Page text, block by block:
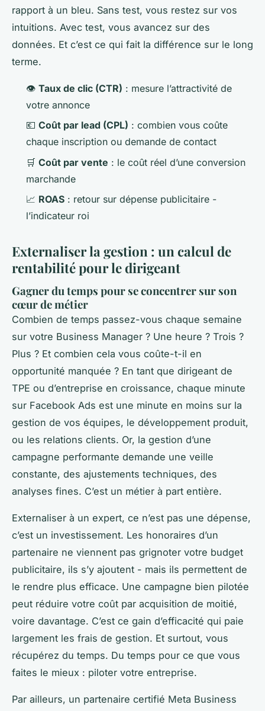
rapport à un bleu. Sans test, vous restez sur vos
intuitions. Avec test, vous avancez sur des
données. Et c’est ce qui fait la différence sur le long
terme.
👁️ Taux de clic (CTR) : mesure l’attractivité de
votre annonce
💶 Coût par lead (CPL) : combien vous coûte
chaque inscription ou demande de contact
🛒 Coût par vente : le coût réel d’une conversion
marchande
📈 ROAS : retour sur dépense publicitaire -
l’indicateur roi
Externaliser la gestion : un calcul de
rentabilité pour le dirigeant
Gagner du temps pour se concentrer sur son
cœur de métier
Combien de temps passez-vous chaque semaine
sur votre Business Manager ? Une heure ? Trois ?
Plus ? Et combien cela vous coûte-t-il en
opportunité manquée ? En tant que dirigeant de
TPE ou d’entreprise en croissance, chaque minute
sur Facebook Ads est une minute en moins sur la
gestion de vos équipes, le développement produit,
ou les relations clients. Or, la gestion d’une
campagne performante demande une veille
constante, des ajustements techniques, des
analyses fines. C’est un métier à part entière.
Externaliser à un expert, ce n’est pas une dépense,
c’est un investissement. Les honoraires d’un
partenaire ne viennent pas grignoter votre budget
publicitaire, ils s’y ajoutent - mais ils permettent de
le rendre plus efficace. Une campagne bien pilotée
peut réduire votre coût par acquisition de moitié,
voire davantage. C’est ce gain d’efficacité qui paie
largement les frais de gestion. Et surtout, vous
récupérez du temps. Du temps pour ce que vous
faites le mieux : piloter votre entreprise.
Par ailleurs, un partenaire certifié Meta Business